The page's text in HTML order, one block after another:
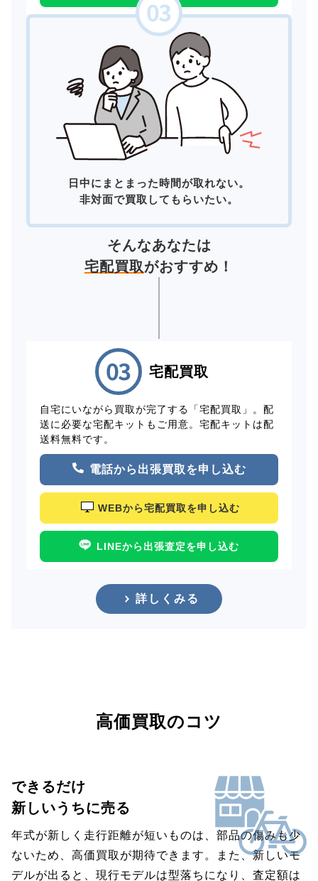
日中にまとまった時間が取れない。
非対面で買取してもらいたい。
そんなあなたは
宅配買取がおすすめ！
宅配買取
自宅にいながら買取が完了する「宅配買取」。配
送に必要な宅配キットもご用意。宅配キットは配
送料無料です。
電話から出張買取を申し込む
WEBから宅配買取を申し込む
LINEから出張査定を申し込む
詳しくみる
高価買取のコツ
できるだけ
新しいうちに売る
年式が新しく走行距離が短いものは、部品の傷みも少
ないため、高価買取が期待できます。また、新しいモ
デルが出ると、現行モデルは型落ちになり、査定額は